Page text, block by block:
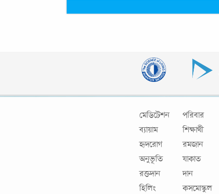
মেডিটেশন
ব্যায়াম
হৃদরোগ
অনুভূতি
রক্তদান
হিলিং
পরিবার
শিক্ষার্থী
রমজান
যাকাত
দান
কসমোস্কুল